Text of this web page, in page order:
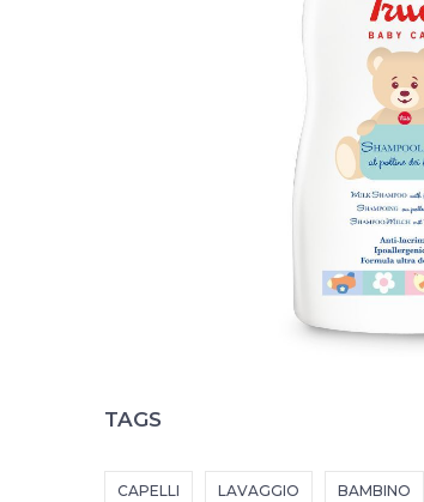
TAGS
CAPELLI LAVAGGIO BAMBINO